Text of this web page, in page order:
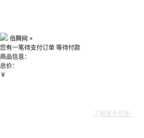
佰腾网 ×
您有一笔待支付订单 等待付款
商品信息：
总价：
￥
了解更多优惠~